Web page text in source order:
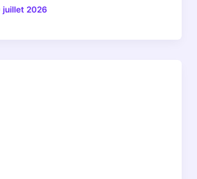
juillet 2026